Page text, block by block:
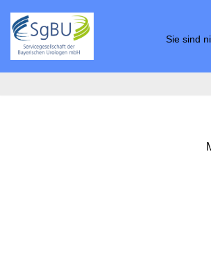
Zum
Inhalt
springen
Sie sind